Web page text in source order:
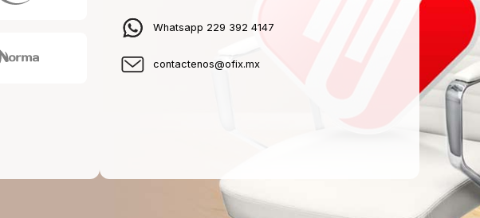
Whatsapp 229 392 4147
contactenos@ofix.mx